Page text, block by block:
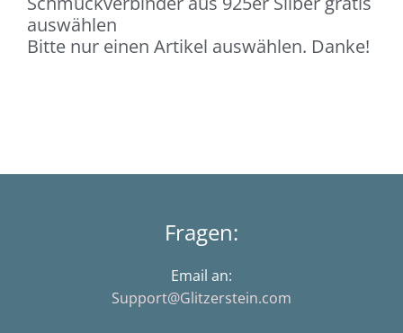
925
Silber
vergoldet
auswählen
Bitte nur einen Artikel auswählen. Danke!
Fragen:
Email an:
Support@Glitzerstein.com